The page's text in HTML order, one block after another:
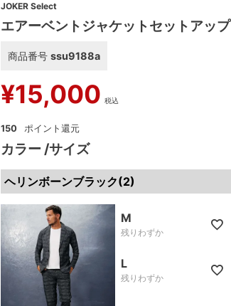
JOKER Select
エアーベントジャケットセットアップ
商品番号 ssu9188a
¥15,000 税込
150
カラー サイズ
ヘリンボーンブラック(2)
M
残りわずか
L
残りわずか